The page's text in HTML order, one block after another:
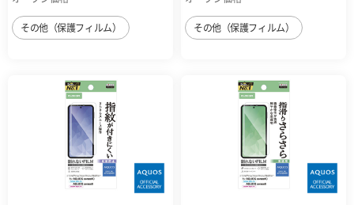
その他（保護フィルム） その他（保護フィルム）